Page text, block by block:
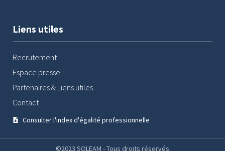
Liens utiles
Recrutement
Espace presse
Partenaires & Liens utiles
Contact
Consulter l'index d'égalité professionnelle
©2023 SOLEAM - Tous droits réservés